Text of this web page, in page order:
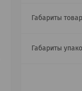
Габариты
Габариты